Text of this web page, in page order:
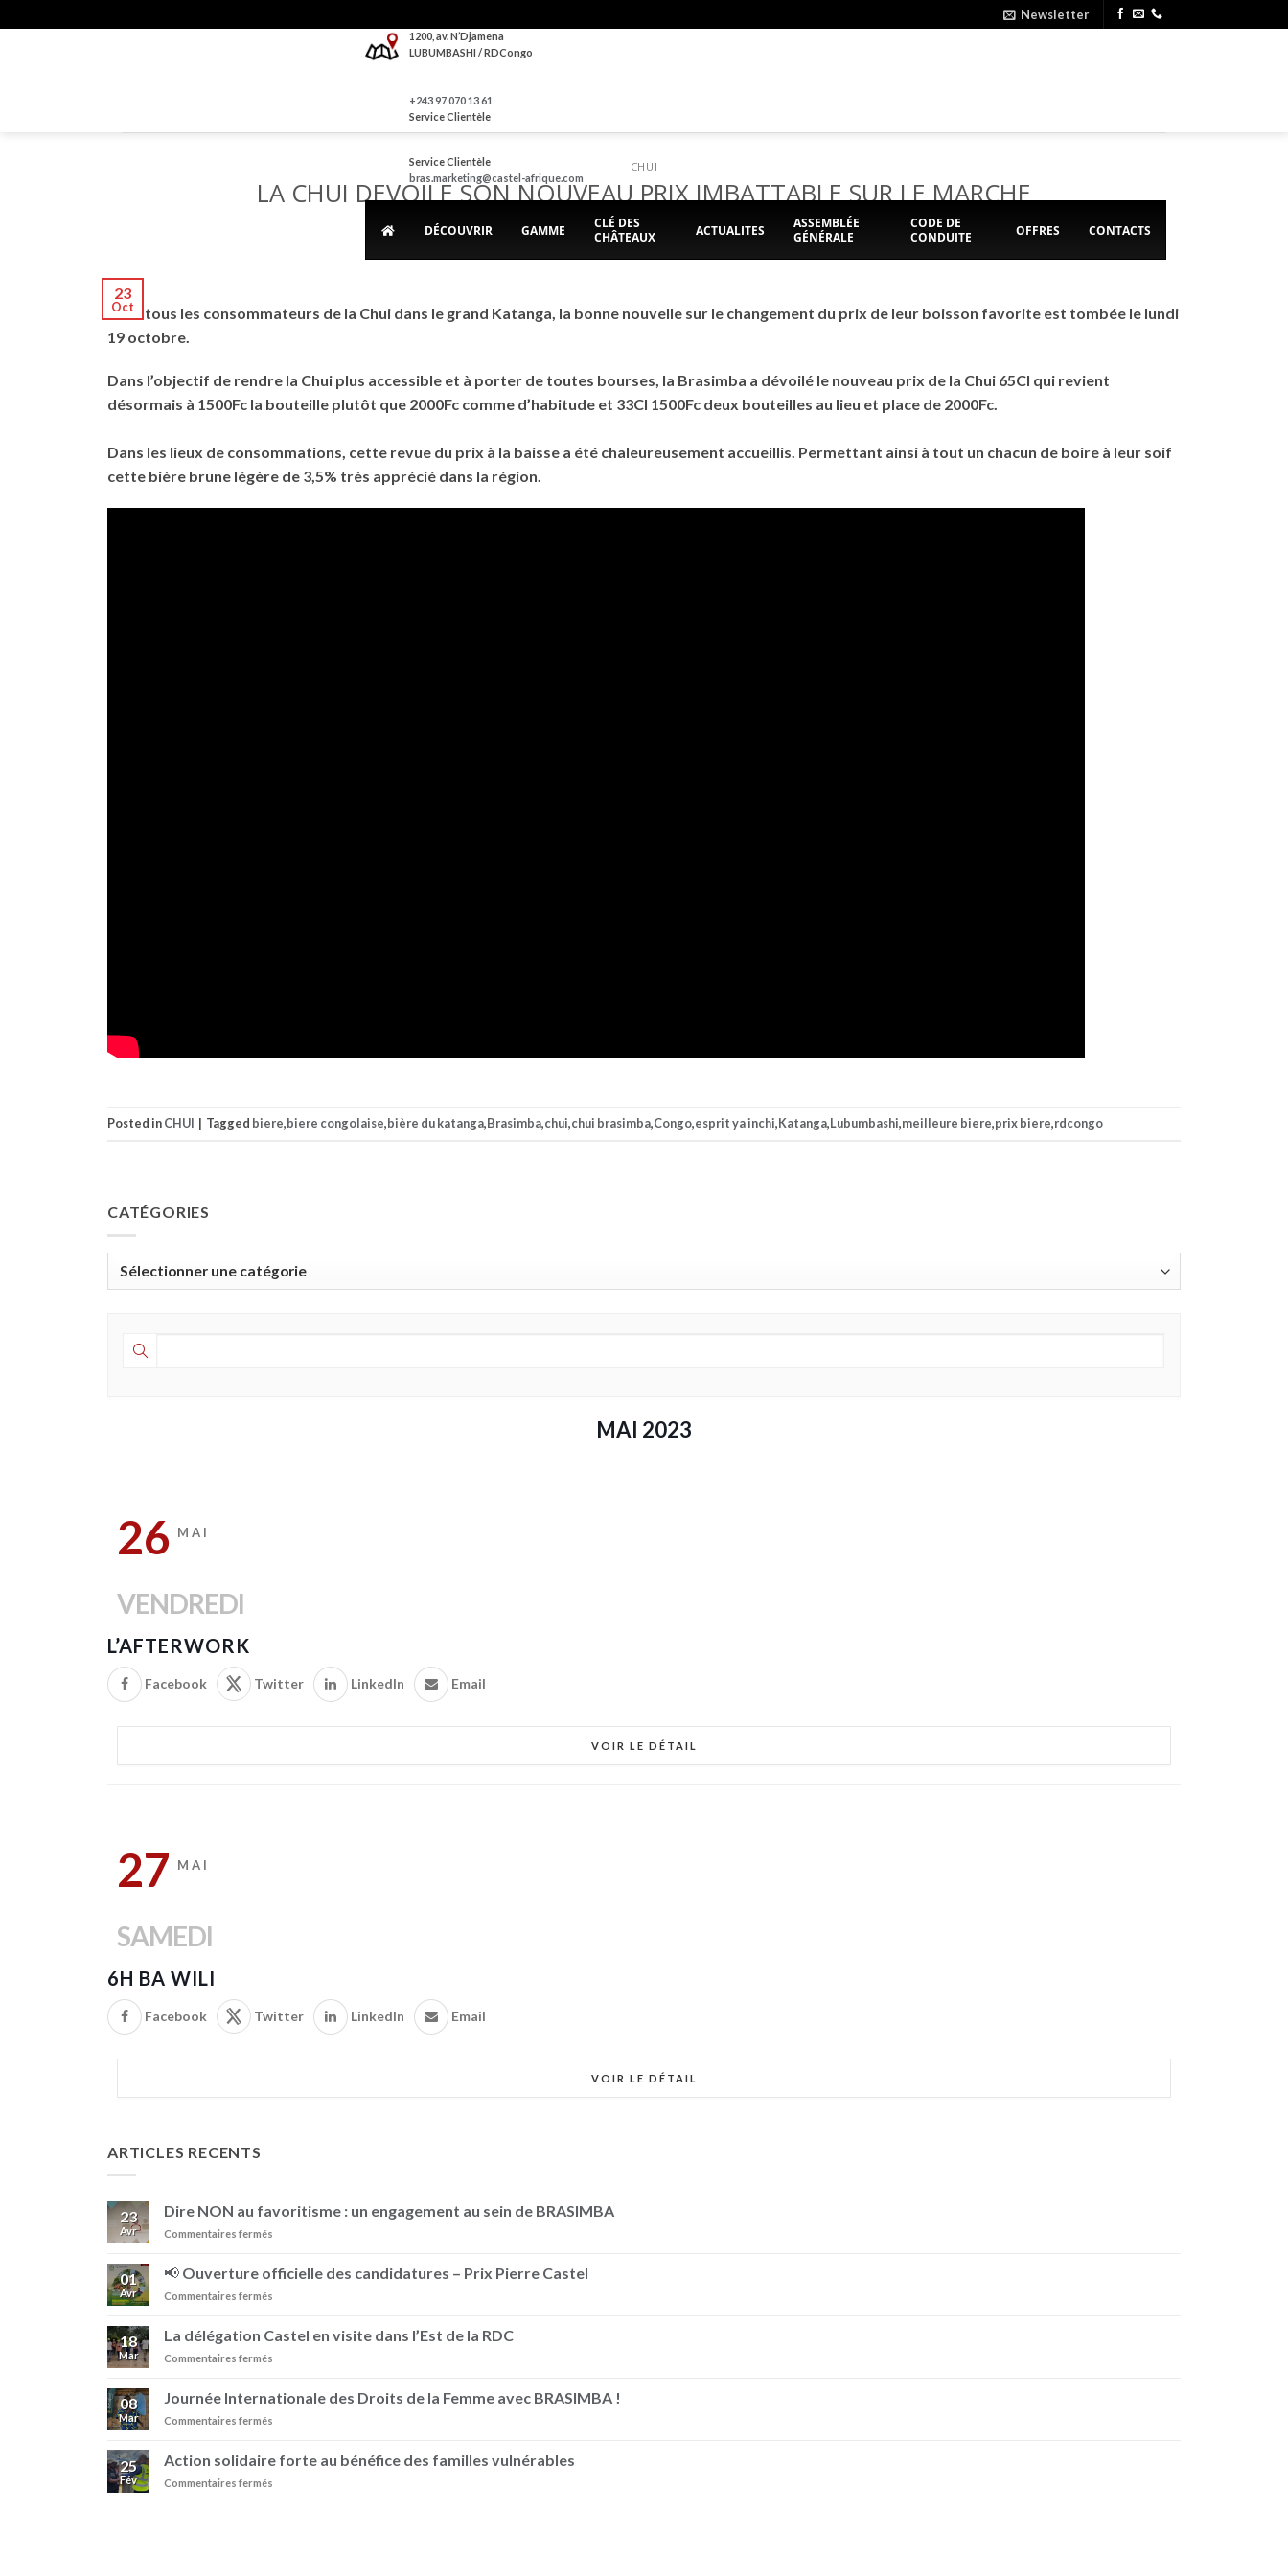
to
Newsletter
1200, av. N’Djamena
LUBUMBASHI / RDCongo
+243 97 070 13 61
Service Clientèle
Service Clientèle
bras.marketing@castel-afrique.com
DÉCOUVRIR GAMME
CLÉ DES
CHÂTEAUX
ACTUALITES
ASSEMBLÉE
GÉNÉRALE
CODE DE
CONDUITE
OFFRES CONTACTS
CHUI
LA CHUI DEVOILE SON NOUVEAU PRIX IMBATTABLE SUR LE MARCHE
23
Oct
Pour tous les consommateurs de la Chui dans le grand Katanga, la bonne nouvelle sur le changement du prix de leur boisson favorite est tombée le lundi
19 octobre.
Dans l’objectif de rendre la Chui plus accessible et à porter de toutes bourses, la Brasimba a dévoilé le nouveau prix de la Chui 65Cl qui revient
désormais à 1500Fc la bouteille plutôt que 2000Fc comme d’habitude et 33Cl 1500Fc deux bouteilles au lieu et place de 2000Fc.
Dans les lieux de consommations, cette revue du prix à la baisse a été chaleureusement accueillis. Permettant ainsi à tout un chacun de boire à leur soif
cette bière brune légère de 3,5% très apprécié dans la région.
Posted inCHUI | Tagged biere,biere congolaise,bière du katanga,Brasimba,chui,chui brasimba,Congo,esprit ya inchi,Katanga,Lubumbashi,meilleure biere,prix biere,rdcongo
CATÉGORIES
Catégories
MAI 2023
26 MAI
VENDREDI
L’AFTERWORK
Facebook Twitter LinkedIn Email
VOIR LE DÉTAIL
27 MAI
SAMEDI
6H BA WILI
Facebook Twitter LinkedIn Email
VOIR LE DÉTAIL
ARTICLES RECENTS
23
Avr
Dire NON au favoritisme : un engagement au sein de BRASIMBA
Commentaires fermés
au
un
de
01
Avr
📢 Ouverture officielle des candidatures – Prix Pierre Castel
Commentaires fermés
officielle
–
18
Mar
La délégation Castel en visite dans l’Est de la RDC
Commentaires fermés
Castel
dans
08
Mar
Journée Internationale des Droits de la Femme avec BRASIMBA !
Commentaires fermés
des
25
Fév
Action solidaire forte au bénéfice des familles vulnérables
Commentaires fermés